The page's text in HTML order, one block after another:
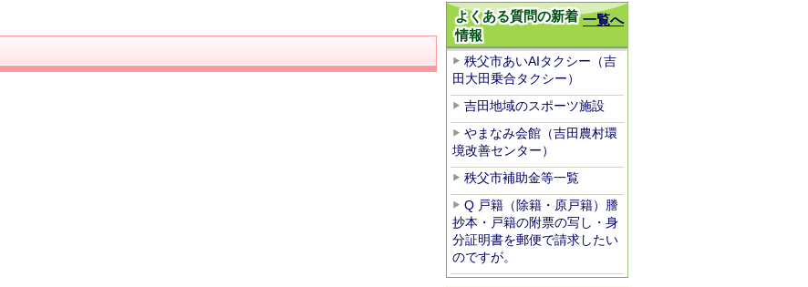
一覧へ
よくある質問の新着
情報
秩父市あいAIタクシー（吉
田大田乗合タクシー）
吉田地域のスポーツ施設
やまなみ会館（吉田農村環
境改善センター）
秩父市補助金等一覧
Q 戸籍（除籍・原戸籍）謄
抄本・戸籍の附票の写し・身
分証明書を郵便で請求したい
のですが。